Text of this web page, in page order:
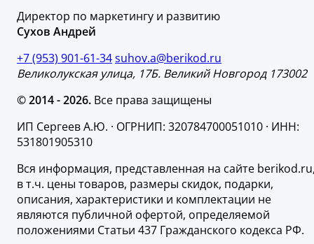
Директор по маркетингу и развитию
Сухов Андрей
+7 (953) 901-61-34suhov.a@berikod.ru
Великолукская улица, 17Б. Великий Новгород 173002
© 2014 - 2026. Все права защищены
ИП Сергеев А.Ю. · ОГРНИП: 320784700051010 · ИНН:
531801905310
Вся информация, представленная на сайте
в т.ч. цены товаров, размеры скидок, подарки,
описания, характеристики и комплектации не
являются публичной офертой, определяемой
положениями Статьи 437 Гражданского кодекса РФ.